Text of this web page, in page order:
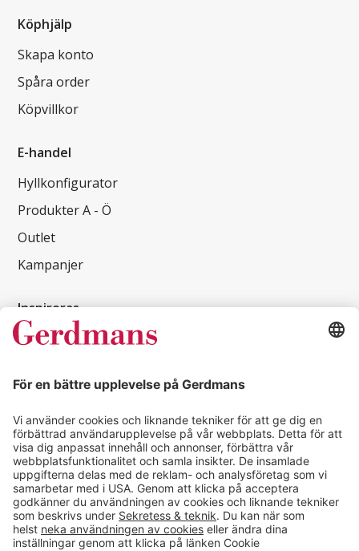
Köphjälp
Skapa konto
Spåra order
Köpvillkor
E-handel
Hyllkonfigurator
Produkter A - Ö
Outlet
Kampanjer
Inspireras
Kundcase
Läsvärt
Kontakt
info@gerdmans.se
0433-740 80
Kundservice öppettider